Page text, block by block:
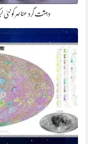
دہشت گرد عناصر کو نئی